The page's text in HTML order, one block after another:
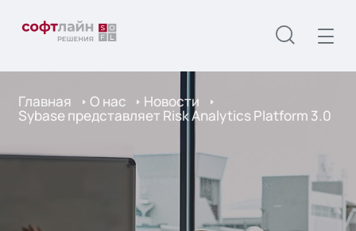
Главная О нас Новости
Sybase представляет Risk Analytics Platform 3.0